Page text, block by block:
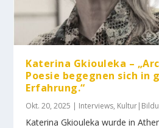
Katerina Gkiouleka –
Poesie begegnen sich in
Erfahrung.“
Okt. 20, 2025 | Interviews,
Katerina Gkiouleka wurde in